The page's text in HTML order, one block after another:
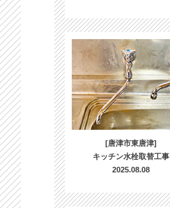
[唐津市東唐津]
キッチン水栓取替工事
2025.08.08